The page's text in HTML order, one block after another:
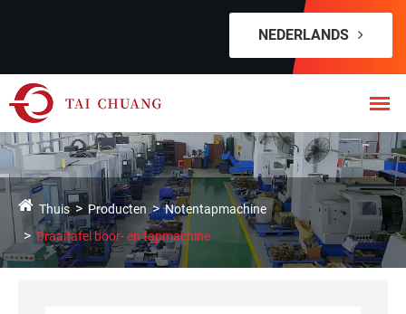
NEDERLANDS
Thuis Producten
Notentapmachine
Draaitafel boor- en tapmachine